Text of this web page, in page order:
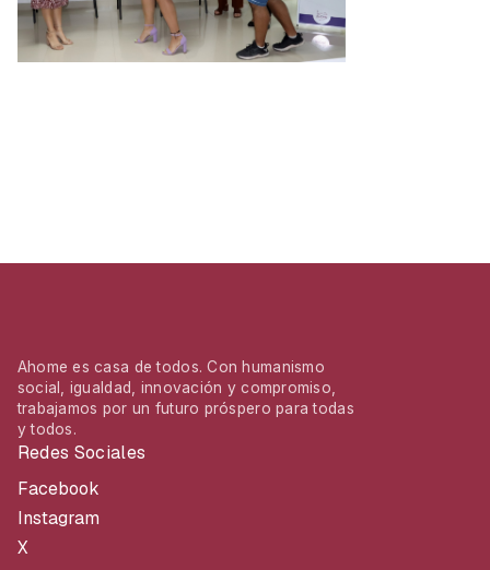
Ahome es casa de todos. Con humanismo
social, igualdad, innovación y compromiso,
trabajamos por un futuro próspero para todas
y todos.
Redes Sociales
Facebook
Instagram
X